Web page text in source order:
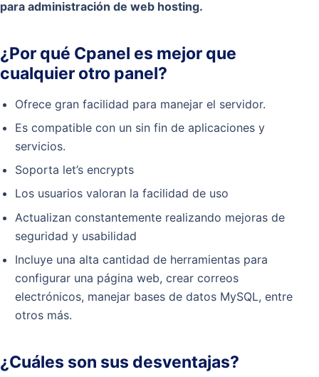
para administración de web hosting.
¿Por qué Cpanel es mejor que
cualquier otro panel?
Ofrece gran facilidad para manejar el servidor.
Es compatible con un sin fin de aplicaciones y
servicios.
Soporta let’s encrypts
Los usuarios valoran la facilidad de uso
Actualizan constantemente realizando mejoras de
seguridad y usabilidad
Incluye una alta cantidad de herramientas para
configurar una página web, crear correos
electrónicos, manejar bases de datos MySQL, entre
otros más.
¿Cuáles son sus desventajas?